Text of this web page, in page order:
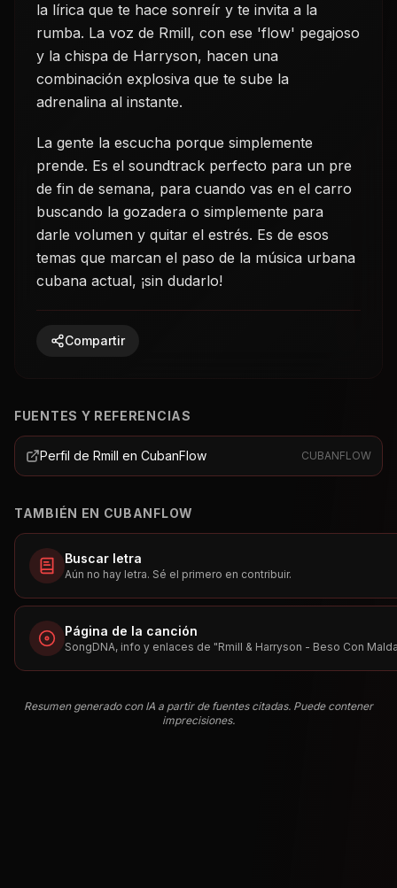
la lírica que te hace sonreír y te invita a la
rumba. La voz de Rmill, con ese 'flow' pegajoso
y la chispa de Harryson, hacen una
combinación explosiva que te sube la
adrenalina al instante.
La gente la escucha porque simplemente
prende. Es el soundtrack perfecto para un pre
de fin de semana, para cuando vas en el carro
buscando la gozadera o simplemente para
darle volumen y quitar el estrés. Es de esos
temas que marcan el paso de la música urbana
cubana actual, ¡sin dudarlo!
Compartir
FUENTES Y REFERENCIAS
Perfil de Rmill en CubanFlow CUBANFLOW
TAMBIÉN EN CUBANFLOW
Buscar letra
Aún no hay letra. Sé el primero en contribuir.
Página de la canción
SongDNA, info y enlaces de "Rmill & Harryson - Beso Con
Resumen generado con IA a partir de fuentes citadas. Puede contener
imprecisiones.